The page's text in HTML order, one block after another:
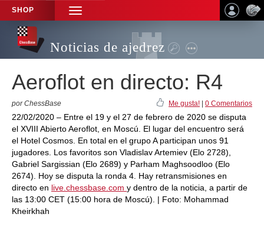
SHOP
TOGGLE
NAVIGATION
Noticias de ajedrez
Aeroflot en directo: R4
por ChessBase Me gusta! 0 Comentarios
22/02/2020 – Entre el 19 y el 27 de febrero de 2020 se disputa
el XVIII Abierto Aeroflot, en Moscú. El lugar del encuentro será
el Hotel Cosmos. En total en el grupo A participan unos 91
jugadores. Los favoritos son Vladislav Artemiev (Elo 2728),
Gabriel Sargissian (Elo 2689) y Parham Maghsoodloo (Elo
2674). Hoy se disputa la ronda 4. Hay retransmisiones en
directo en live.chessbase.com y dentro de la noticia, a partir de
las 13:00 CET (15:00 hora de Moscú). | Foto: Mohammad
Kheirkhah